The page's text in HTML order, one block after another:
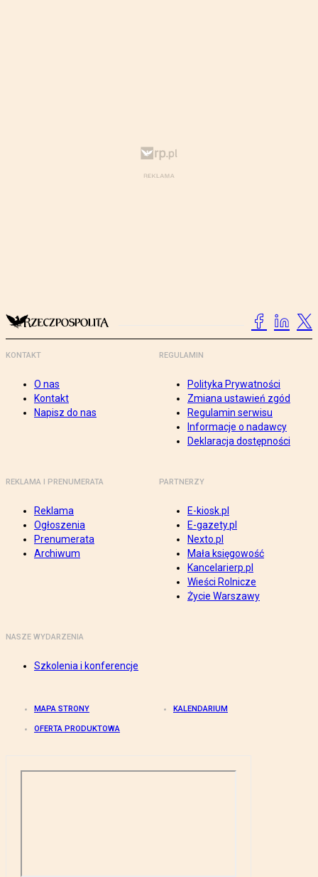
KONTAKT
O nas
Kontakt
Napisz do nas
REGULAMIN
Polityka Prywatności
Zmiana ustawień zgód
Regulamin serwisu
Informacje o nadawcy
Deklaracja dostępności
REKLAMA I PRENUMERATA
Reklama
Ogłoszenia
Prenumerata
Archiwum
PARTNERZY
E-kiosk.pl
E-gazety.pl
Nexto.pl
Mała księgowość
Kancelarierp.pl
Wieści Rolnicze
Życie Warszawy
NASZE WYDARZENIA
Szkolenia i konferencje
MAPA STRONY KALENDARIUM
OFERTA PRODUKTOWA